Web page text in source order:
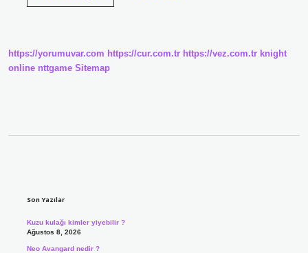
https://yorumuvar.com https://cur.com.tr https://vez.com.tr knight
online nttgame Sitemap
Son Yazılar
Kuzu kulağı kimler yiyebilir ?
Ağustos 8, 2026
Neo Avangard nedir ?